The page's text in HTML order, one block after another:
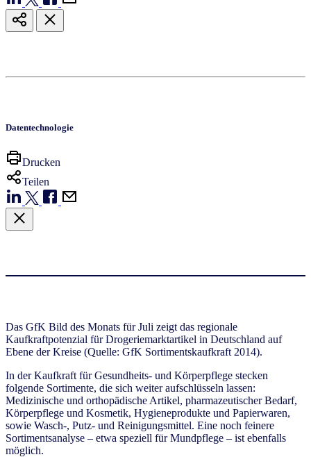
Datentechnologie
Drucken
Teilen
Das GfK Bild des Monats für Juli zeigt das regionale
Kaufkraftpotenzial für Drogeriemarktartikel in Deutschland auf
Ebene der Kreise (Quelle: GfK Sortimentskaufkraft 2014).
In der Kaufkraft für Gesundheits- und Körperpflege stecken
folgende Sortimente, die sich weiter aufschlüsseln lassen:
Medizinische und orthopädische Artikel, pharmazeutischer Bedarf,
Körperpflege und Kosmetik, Hygieneprodukte und Papierwaren,
sowie Wasch-, Putz- und Reinigungsmittel. Eine noch feinere
Sortimentsanalyse – etwa speziell für Mundpflege – ist ebenfalls
möglich.